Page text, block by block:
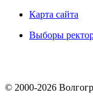
Карта сайта
Выборы
© 2000-2026